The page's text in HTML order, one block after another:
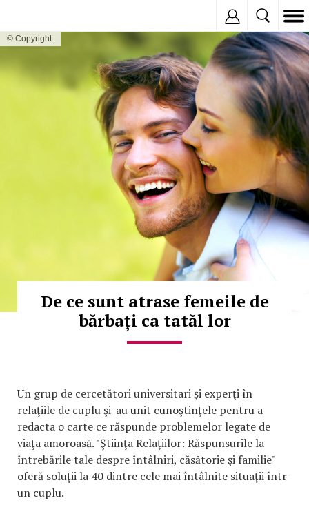
© Copyright:
De ce sunt atrase femeile de
bărbați ca tatăl lor
Un grup de cercetători universitari şi experţi în
relaţiile de cuplu şi-au unit cunoştinţele pentru a
redacta o carte ce răspunde problemelor legate de
viaţa amoroasă. "Ştiinţa Relaţiilor: Răspunsurile la
întrebările tale despre întâlniri, căsătorie şi familie"
oferă soluţii la 40 dintre cele mai întâlnite situaţii într-
un cuplu.